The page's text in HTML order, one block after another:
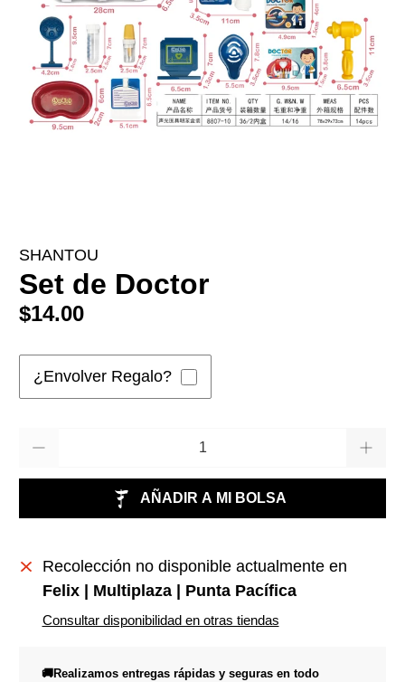
SHANTOU
Set de Doctor
$14.00
¿Envolver Regalo?
AÑADIR A MI BOLSA
Recolección no disponible actualmente en
Felix | Multiplaza | Punta Pacífica
Consultar disponibilidad en otras tiendas
🚚Realizamos entregas rápidas y seguras en todo